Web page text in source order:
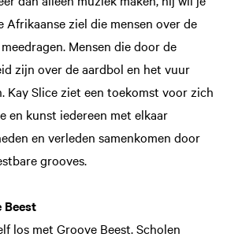
Afrikaanse ziel die mensen over de
Mensen die door de
zijn over de aardbol en het vuur
Kay Slice ziet een toekomst voor zich
en kunst iedereen met elkaar
en verleden samenkomen door
grooves.
Beest
los met Groove Beest. Scholen